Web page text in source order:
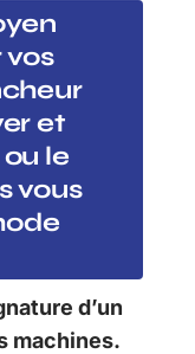
et
le
vous
d’un
machines.